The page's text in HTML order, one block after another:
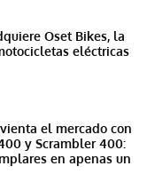
Oset Bikes, la
eléctricas
el mercado con
y Scrambler 400:
en apenas un